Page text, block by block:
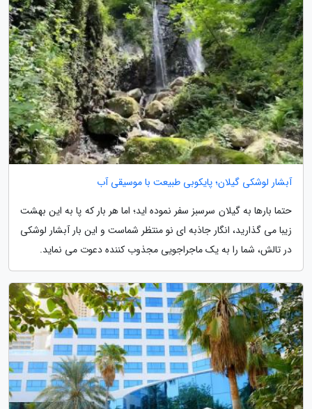
آبشار لوشکی گیلان؛ پایکوبی طبیعت با موسیقی آب
حتما بارها به گیلان سرسبز سفر نموده اید؛ اما هر بار که پا به این بهشت
زیبا می گذارید، انگار جاذبه ای نو منتظر شماست و این بار آبشار لوشکی
در تالش، شما را به یک ماجراجویی مجذوب کننده دعوت می نماید.